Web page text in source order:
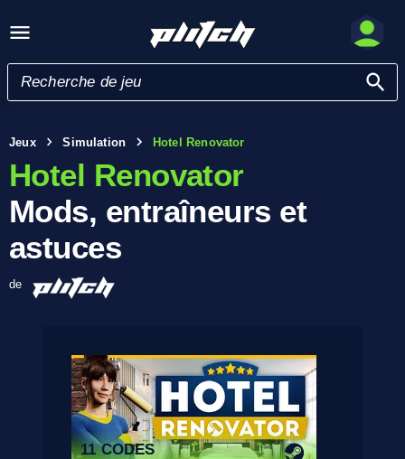
Jeux Simulation Hotel Renovator
Hotel Renovator
Mods, entraîneurs et
astuces
de
11 CODES